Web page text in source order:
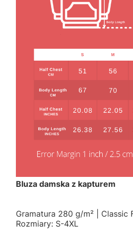
Bluza damska z kapturem
Gramatura 280 g/m² | Classic
Rozmiary: S-4XL